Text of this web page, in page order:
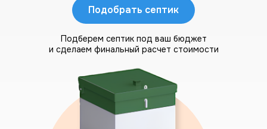
Подберем септик под ваш бюджет
и сделаем финальный расчет стоимости
Подобрать септик